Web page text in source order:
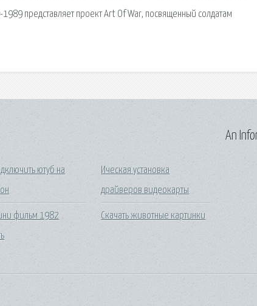
представляет проект Art Of War, посвященный солдатам
ютуб на
фильм 1982
Ическая установка
драйверов видеокарты
Скачать животные картинки
An